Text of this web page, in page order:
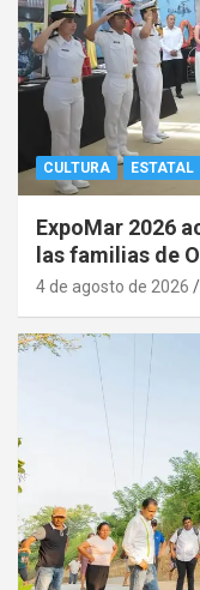
CULTURA ESTATAL
ExpoMar 2026
las familias de
4 de agosto de 2026